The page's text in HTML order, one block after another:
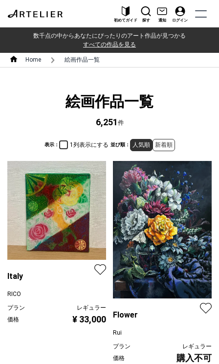
初めてガイド 探す 通知 ログイン
数千点の中からあなたにぴったりのアート作品が見つかる
すべての作品を見る
Home 絵画作品一覧
絵画作品一覧
6,251 件
表示： 1列表示にする 並び順： 人気順 新着順
Italy
RICO
プラン
レギュラー
価格
¥ 33,000 Flower
Rui
プラン
レギュラー
価格
購入不可